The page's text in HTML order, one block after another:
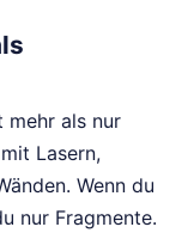
mehr als nur
Lasern,
Wenn du
nur Fragmente.